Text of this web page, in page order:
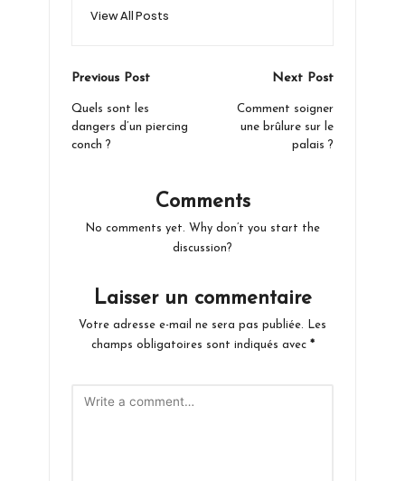
View All Posts
Post
navigation
Previous Post
Quels sont les
dangers d’un piercing
conch ?
Next Post
Comment soigner
une brûlure sur le
palais ?
Comments
No comments yet. Why don’t you start the
discussion?
Laisser un commentaire
Votre adresse e-mail ne sera pas publiée.
Les
champs obligatoires sont indiqués avec *